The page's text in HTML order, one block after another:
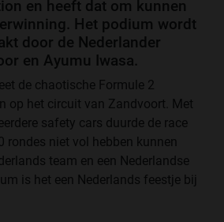
en heeft dat om kunnen
Het podium wordt
door de Nederlander
en Ayumu Iwasa.
de chaotische Formule 2
op het circuit van Zandvoort. Met
safety cars duurde de race
rondes niet vol hebben kunnen
team en een Nederlandse
is het een Nederlands feestje bij